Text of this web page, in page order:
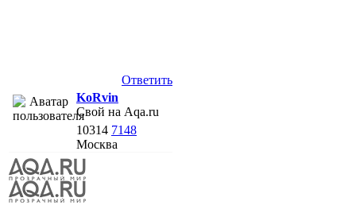
Ответить
KoRvin
Свой на Aqa.ru
10314 7148
Москва